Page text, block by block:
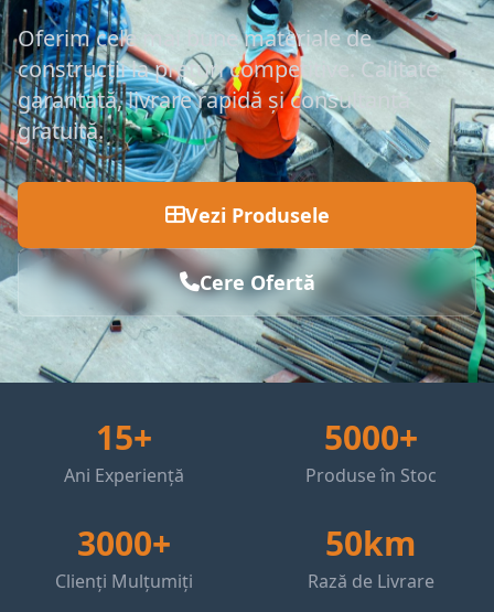
Oferim cele mai bune materiale de
construcții la prețuri competitive. Calitate
garantată, livrare rapidă și consultanță
gratuită.
Vezi Produsele
Cere Ofertă
15+
Ani Experiență
5000+
Produse în Stoc
3000+
Clienți Mulțumiți
50km
Rază de Livrare